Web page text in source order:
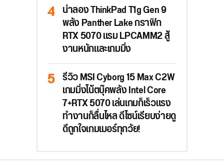
น่าลอง ThinkPad T1g Gen 9
พลัง Panther Lake กราฟิก
RTX 5070 แรม LPCAMM2 สู้
งานหนักและเกมมิ่ง
รีวิว MSI Cyborg 15 Max C2W
เกมมิ่งโน้ตบุ๊คพลัง Intel Core
7+RTX 5070 เล่นเกมก็เร็วแรง
ทำงานก็ลื่นไหล ดีไซน์เรียบง่ายดู
ดีถูกใจเกมเมอร์ทุกวัย!